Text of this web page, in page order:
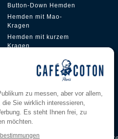
Button-Down Hemden
Hemden mit Mao-
Kragen
Hemden mit kurzem
Kragen
in unserem
zu messen, aber vor allem,
Sie wirklich interessieren,
Es steht Ihnen frei, zu
möchten.